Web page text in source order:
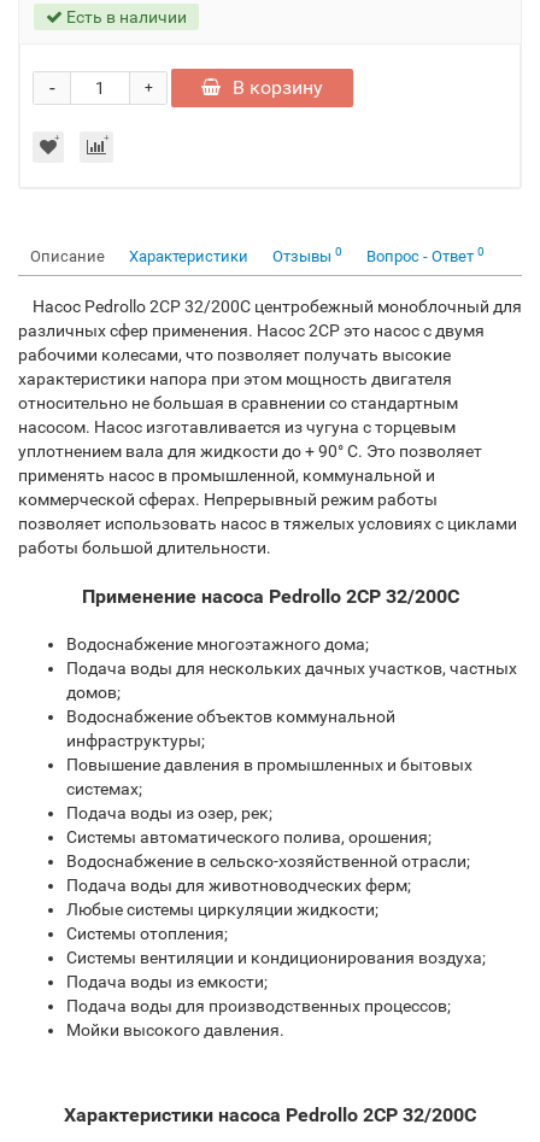
Есть в наличии
+
- В корзину
Описание Характеристики Отзывы 0 Вопрос - Ответ 0
Насос Pedrollo 2CP 32/200C центробежный моноблочный для
различных сфер применения. Насос 2CP это насос с двумя
рабочими колесами, что позволяет получать высокие
характеристики напора при этом мощность двигателя
относительно не большая в сравнении со стандартным
насосом. Насос изготавливается из чугуна с торцевым
уплотнением вала для жидкости до + 90° С. Это позволяет
применять насос в промышленной, коммунальной и
коммерческой сферах. Непрерывный режим работы
позволяет использовать насос в тяжелых условиях с циклами
работы большой длительности.
Применение насоса Pedrollo 2CP 32/200C
Водоснабжение многоэтажного дома;
Подача воды для нескольких дачных участков, частных
домов;
Водоснабжение объектов коммунальной
инфраструктуры;
Повышение давления в промышленных и бытовых
системах;
Подача воды из озер, рек;
Системы автоматического полива, орошения;
Водоснабжение в сельско-хозяйственной отрасли;
Подача воды для животноводческих ферм;
Любые системы циркуляции жидкости;
Системы отопления;
Системы вентиляции и кондиционирования воздуха;
Подача воды из емкости;
Подача воды для производственных процессов;
Мойки высокого давления.
Характеристики насоса Pedrollo 2CP 32/200C